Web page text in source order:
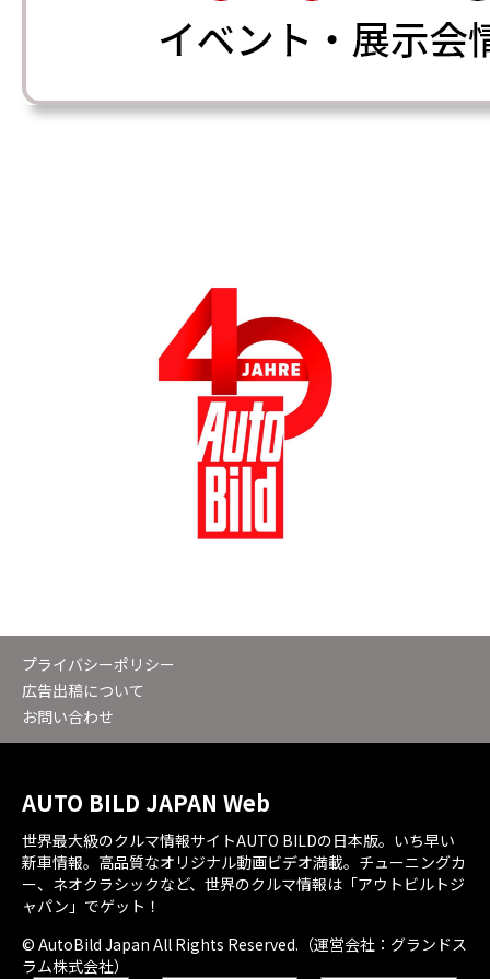
プライバシーポリシー
広告出稿について
お問い合わせ
AUTO BILD JAPAN Web
世界最大級のクルマ情報サイトAUTO BILDの日本版。いち早い
新車情報。高品質なオリジナル動画ビデオ満載。チューニングカ
ー、ネオクラシックなど、世界のクルマ情報は「アウトビルトジ
ャパン」でゲット！
© AutoBild Japan All Rights Reserved.（運営会社：グランドス
ラム株式会社）